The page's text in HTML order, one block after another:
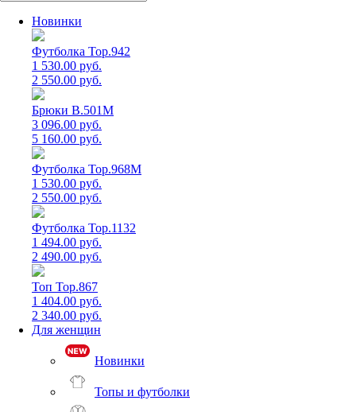
Новинки
Футболка Top.942
1 530.00 руб.
2 550.00 руб.
Брюки B.501M
3 096.00 руб.
5 160.00 руб.
Футболка Top.968M
1 530.00 руб.
2 550.00 руб.
Футболка Top.1132
1 494.00 руб.
2 490.00 руб.
Топ Top.867
1 404.00 руб.
2 340.00 руб.
Для женщин
Новинки
Топы и футболки